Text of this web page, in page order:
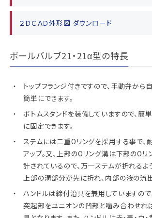
２ＤＣＡＤ外形図 ダウンロード
ボールバルブ21・21α型の特長
トップフランジ付きですので、手動弁か
簡単にできます。
ボトムスタンドを装備していますので、簡
に固定できます。
ステムには二重Oリングを採用する事で、
アップ。又、上部のOリング溝は下部のOリ
計されているので、万一ステムが折れるよ
上部の溝部分が先に折れ、内部の液の流
ハンドルは締付治具を兼用していますので
突起部をユニオンの凹部と噛み合わせれ